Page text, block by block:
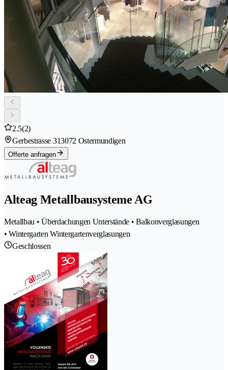
2.5(2)
Gerbestrasse 313072 Ostermundigen
Offerte anfragen
Alteag Metallbausysteme AG
Metallbau • Überdachungen Unterstände • Balkonverglasungen
• Wintergarten Wintergartenverglasungen
Geschlossen